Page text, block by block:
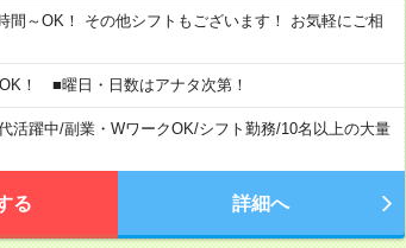
～OK！ その他シフトもございます！ お気軽にご相
！ ■曜日・日数はアナタ次第！
活躍中/副業・WワークOK/シフト勤務/10名以上の大量
る 詳細へ